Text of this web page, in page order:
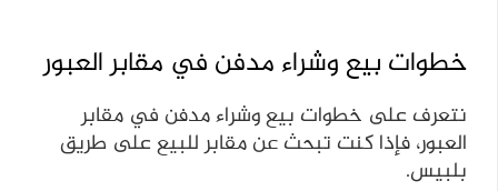
خطوات بيع وشراء مدفن في مقابر العبور
نتعرف على خطوات بيع وشراء مدفن في مقابر
العبور، فإذا كنت تبحث عن مقابر للبيع على طريق
بلبيس.